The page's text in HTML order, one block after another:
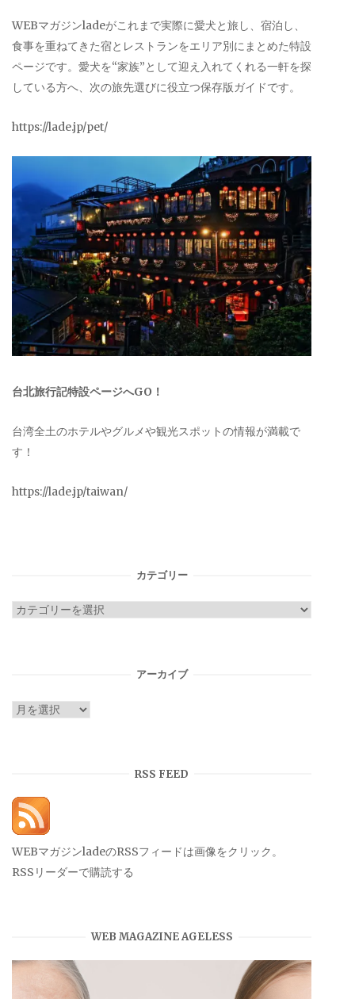
WEBマガジンladeがこれまで実際に愛犬と旅し、宿泊し、
食事を重ねてきた宿とレストランをエリア別にまとめた特設
ページです。愛犬を“家族”として迎え入れてくれる一軒を探
している方へ、次の旅先選びに役立つ保存版ガイドです。
https://lade.jp/pet/
台北旅行記特設ページへGO！
台湾全土のホテルやグルメや観光スポットの情報が満載で
す！
https://lade.jp/taiwan/
カテゴリー
カ
アーカイブ
ア
RSS FEED
WEBマガジンladeのRSSフィードは画像をクリック。
RSSリーダーで購読する
WEB MAGAZINE AGELESS